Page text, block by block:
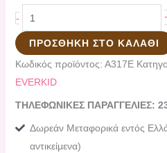
-
ΠΡΟΣΘΉΚΗ ΣΤΟ ΚΑΛΆΘΙ
Κωδικός προϊόντος: Α317Ε
EVERKID
ΤΗΛΕΦΩΝΙΚΕΣ ΠΑΡΑΓΓΕΛΙΕΣ:
Δωρεάν Μεταφορικά εντός
αντικείμενα)